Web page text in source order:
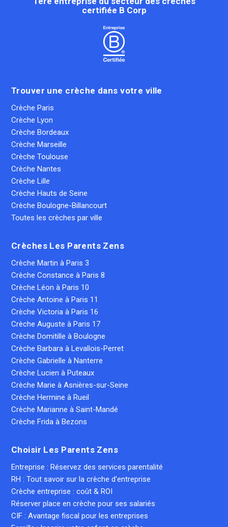
certifiée B Corp
Trouver une crèche dans votre ville
Crèche Paris
Crèche Lyon
Crèche Bordeaux
Crèche Marseille
Crèche Toulouse
Crèche Nantes
Crèche Lille
Crèche Hauts de Seine
Crèche Boulogne-Billancourt
Toutes les crèches par ville
Crèches Les Parents Zens
Crèche Martin à Paris 3
Crèche Constance à Paris 8
Crèche Léon à Paris 10
Crèche Antoine à Paris 11
Crèche Victoria à Paris 16
Crèche Auguste à Paris 17
Crèche Domitille à Boulogne
Crèche Barbara à Levallois-Perret
Crèche Gabrielle à Nanterre
Crèche Lucien à Puteaux
Crèche Marie à Asnières-sur-Seine
Crèche Hermine à Rueil
Crèche Marianne à Saint-Mandé
Crèche Frida à Bezons
Choisir Les Parents Zens
Entreprise : Réservez des services parentalité
RH : Tout savoir sur la crèche d'entreprise
Crèche entreprise : coût & ROI
Réserver place en crèche pour ses salariés
CIF : Avantage fiscal pour les entreprises